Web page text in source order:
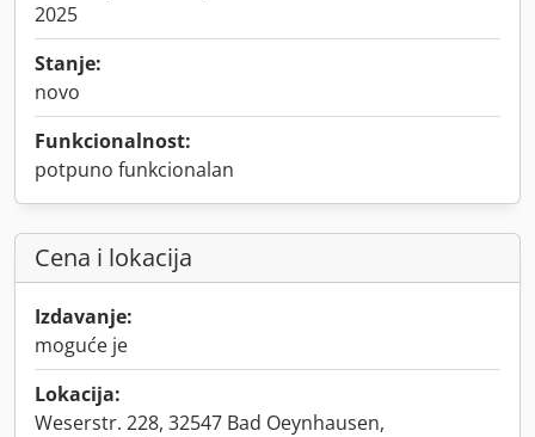
2025
Stanje:
novo
Funkcionalnost:
potpuno funkcionalan
Cena i lokacija
Izdavanje:
moguće je
Lokacija:
Weserstr. 228, 32547 Bad Oeynhausen,